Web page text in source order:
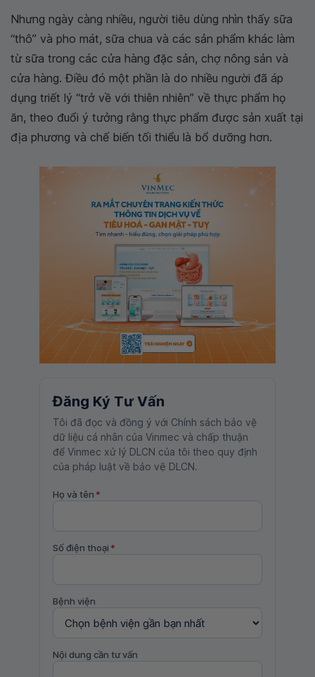
Nhưng ngày càng nhiều, người tiêu dùng nhìn thấy sữa
“thô” và pho mát, sữa chua và các sản phẩm khác làm
từ sữa trong các cửa hàng đặc sản, chợ nông sản và
cửa hàng. Điều đó một phần là do nhiều người đã áp
dụng triết lý “trở về với thiên nhiên” về thực phẩm họ
ăn, theo đuổi ý tưởng rằng thực phẩm được sản xuất tại
địa phương và chế biến tối thiểu là bổ dưỡng hơn.
Đăng Ký Tư Vấn
Tôi đã đọc và đồng ý với Chính sách bảo vệ
dữ liệu cá nhân của Vinmec và chấp thuận
để Vinmec xử lý DLCN của tôi theo quy định
của pháp luật về bảo vệ DLCN.
Họ và tên *
Số điện thoại *
Bệnh viện
Nội dung cần tư vấn